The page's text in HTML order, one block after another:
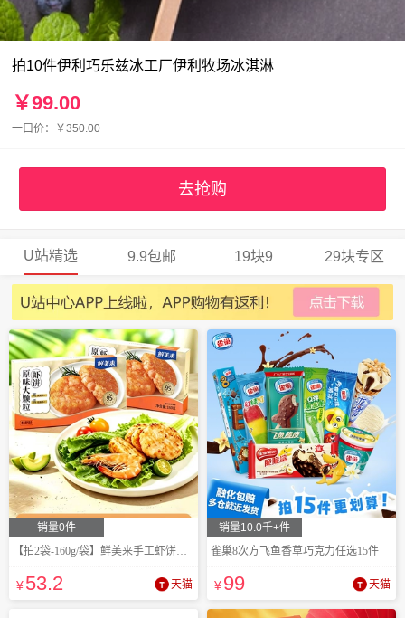
拍10件伊利巧乐兹冰工厂伊利牧场冰淇淋
￥99.00
一口价：￥350.00
去抢购
U站精选 9.9包邮 19块9 29块专区
销量0件
【拍2袋-160g/袋】鲜美来手工虾饼宝宝辅食
¥53.2 天猫
销量10.0千+件
雀巢8次方飞鱼香草巧克力任选15件
¥99 天猫